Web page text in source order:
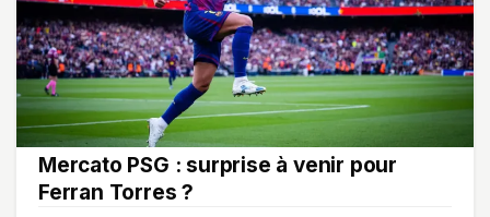
Mercato PSG : surprise à venir pour
Ferran Torres ?